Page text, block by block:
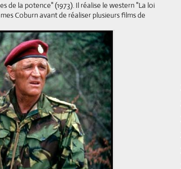
de la potence" (1973). Il réalise le western "La loi
Coburn avant de réaliser plusieurs films de